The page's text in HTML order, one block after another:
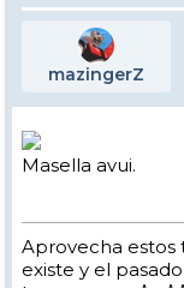
mazingerZ
Masella avui.
Aprovecha estos
existe y el